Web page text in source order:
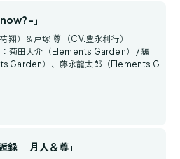
」
翔）＆戸塚 尊 （CV.豊永利行）
菊田大介（Elements Garden） / 編
Garden）、藤永龍太郎（Elements G
録 月人＆尊」